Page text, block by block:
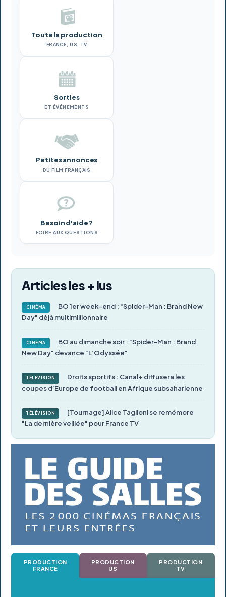
Toute la production
FRANCE, US, TV
Sorties
ET ÉVÉNEMENTS
Petites annonces
DU FILM FRANÇAIS
Besoin d'aide ?
FOIRE AUX QUESTIONS
Articles les + lus
CINÉMA
BO 1er week-end : "Spider-Man : Brand New
Day" déjà multimillionnaire
CINÉMA
BO au dimanche soir : "Spider-Man : Brand
New Day" devance "L’Odyssée"
TÉLÉVISION
Droits sportifs : Canal+ diffusera les
coupes d’Europe de football en Afrique subsaharienne
TÉLÉVISION
[Tournage] Alice Taglioni se remémore
"La dernière veillée" pour France TV
PRODUCTION
FRANCE
PRODUCTION
US
PRODUCTION
TV